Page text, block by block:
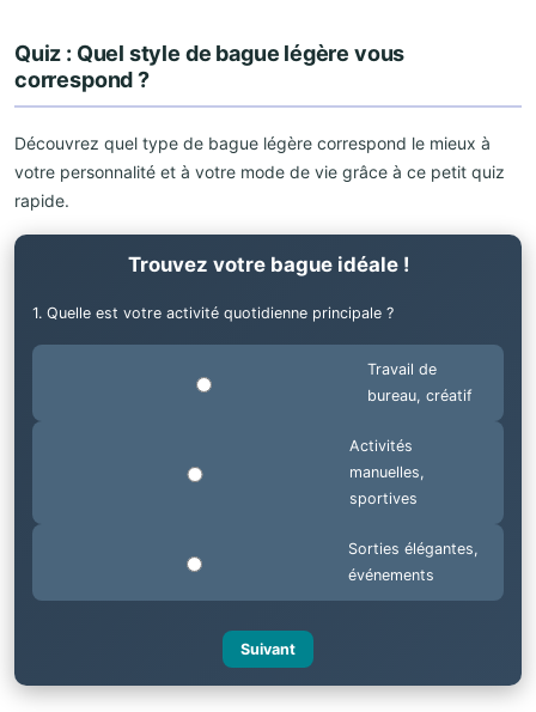
Quiz : Quel style de bague légère vous
correspond ?
Découvrez quel type de bague légère correspond le mieux à
votre personnalité et à votre mode de vie grâce à ce petit quiz
rapide.
Trouvez votre bague idéale !
1. Quelle est votre activité quotidienne principale ?
Travail de
bureau, créatif
Activités
manuelles,
sportives
Sorties élégantes,
événements
Suivant